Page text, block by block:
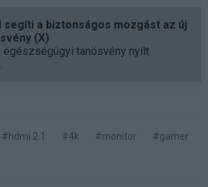
segíti a biztonságos mozgást az új
(X)
tanösvény nyílt
#hdmi 2.1 #4k #monitor
#gamer